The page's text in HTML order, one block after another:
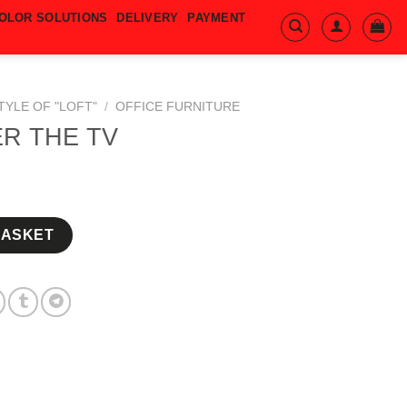
SOLUTIONS DELIVERY PAYMENT
OF "LOFT" / OFFICE FURNITURE
THE TV